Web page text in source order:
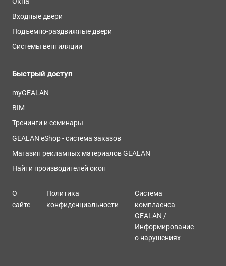
Входные двери
Подъемно-раздвижные двери
Системы вентиляции
Быстрый доступ
myGEALAN
BIM
Тренинги и семинары
GEALAN eShop - система заказов
Магазин рекламных материалов GEALAN
Найти производителей окон
О
сайте
Политика
конфиденциальности
Система
комплаенса
GEALAN /
Информирование
о нарушениях